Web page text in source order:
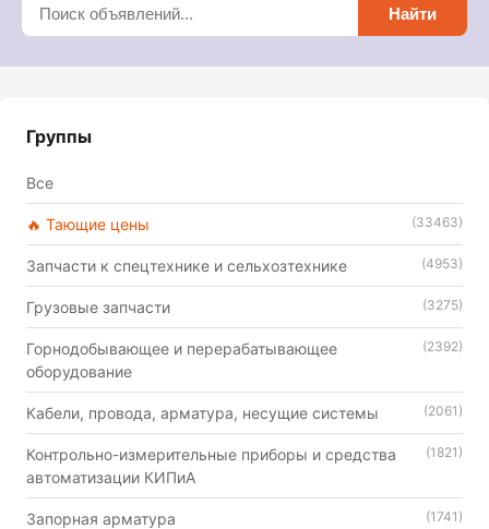
Найти
Группы
Все
🔥 Тающие цены (33463)
Запчасти к спецтехнике и сельхозтехнике (4953)
Грузовые запчасти (3275)
Горнодобывающее и перерабатывающее
оборудование
(2392)
Кабели, провода, арматура, несущие системы (2061)
Контрольно-измерительные приборы и средства
автоматизации КИПиА
(1821)
Запорная арматура (1741)